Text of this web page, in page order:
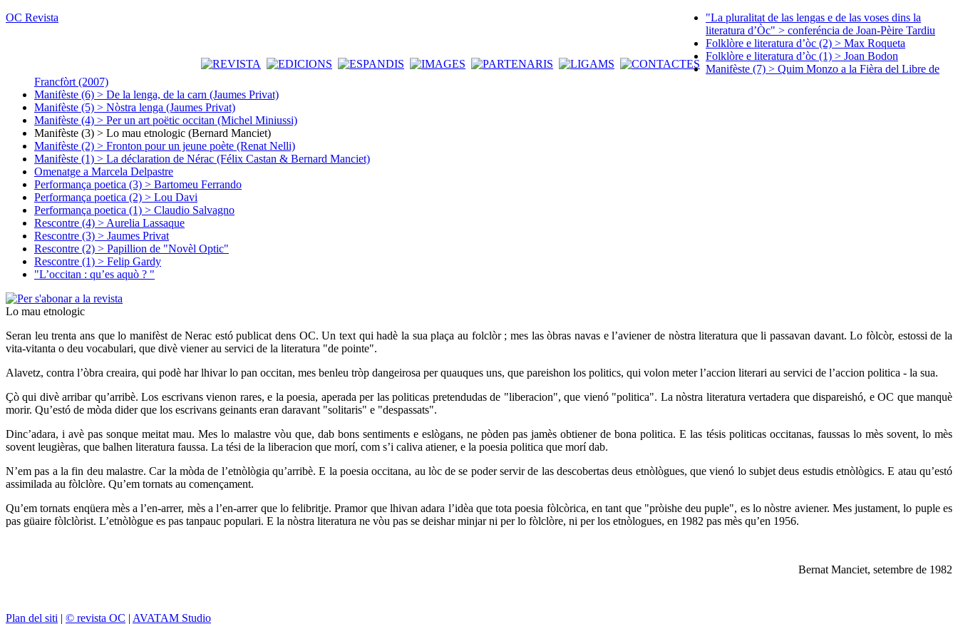
OC Revista
"La pluralitat de las lengas e de las voses dins la
literatura d’Òc" > conferéncia de Joan-Pèire Tardiu
Folklòre e literatura d’òc (2) > Max Roqueta
Folklòre e literatura d’òc (1) > Joan Bodon
Manifèste (7) > Quim Monzo a la Fièra del Libre de
Francfòrt (2007)
Manifèste (6) > De la lenga, de la carn (Jaumes Privat)
Manifèste (5) > Nòstra lenga (Jaumes Privat)
Manifèste (4) > Per un art poëtic occitan (Michel Miniussi)
Manifèste (3) > Lo mau etnologic (Bernard Manciet)
Manifèste (2) > Fronton pour un jeune poète (Renat Nelli)
Manifèste (1) > La déclaration de Nérac (Félix Castan & Bernard Manciet)
Omenatge a Marcela Delpastre
Performança poetica (3) > Bartomeu Ferrando
Performança poetica (2) > Lou Davi
Performança poetica (1) > Claudio Salvagno
Rescontre (4) > Aurelia Lassaque
Rescontre (3) > Jaumes Privat
Rescontre (2) > Papillion de "Novèl Optic"
Rescontre (1) > Felip Gardy
"L’occitan : qu’es aquò ? "
Lo mau etnologic
Seran leu trenta ans que lo manifèst de Nerac estó publicat dens OC. Un text qui hadè la sua plaça au folclòr ; mes las òbras navas e l’aviener de nòstra literatura que li passavan davant. Lo fòlcòr, estossi de la
vita-vitanta o deu vocabulari, que divè viener au servici de la literatura "de pointe".
Alavetz, contra l’òbra creaira, qui podè har lhivar lo pan occitan, mes benleu tròp dangeirosa per quauques uns, que pareishon los politics, qui volon meter l’accion literari au servici de l’accion politica - la sua.
Çò qui divè arribar qu’arribè. Los escrivans vienon rares, e la poesia, aperada per las politicas pretendudas de "liberacion", que vienó "politica". La nòstra literatura vertadera que dispareishó, e OC que manquè
morir. Qu’estó de mòda dider que los escrivans geinants eran daravant "solitaris" e "despassats".
Dinc’adara, i avè pas sonque meitat mau. Mes lo malastre vòu que, dab bons sentiments e eslògans, ne pòden pas jamès obtiener de bona politica. E las tésis politicas occitanas, faussas lo mès sovent, lo mès
sovent leugièras, que balhen literatura faussa. La tési de la liberacion que morí, com s’i caliva atiener, e la poesia politica que morí dab.
N’em pas a la fin deu malastre. Car la mòda de l’etnòlògia qu’arribè. E la poesia occitana, au lòc de se poder servir de las descobertas deus etnòlògues, que vienó lo subjet deus estudis etnòlògics. E atau qu’estó
assimilada au fòlclòre. Qu’em tornats au començament.
Qu’em tornats enqüera mès a l’en-arrer, mès a l’en-arrer que lo felibritje. Pramor que lhivan adara l’idèa que tota poesia fòlcòrica, en tant que "pròishe deu puple", es lo nòstre aviener. Mes justament, lo puple es
pas güaire fòlclòrist. L’etnòlògue es pas tanpauc populari. E la nòstra literatura ne vòu pas se deishar minjar ni per lo fòlclòre, ni per los etnòlogues, en 1982 pas mès qu’en 1956.
Bernat Manciet, setembre de 1982
Plan del siti | © revista OC | AVATAM Studio